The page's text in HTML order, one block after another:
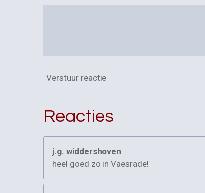
Verstuur reactie
Reacties
j.g. widdershoven
heel goed zo in Vaesrade!